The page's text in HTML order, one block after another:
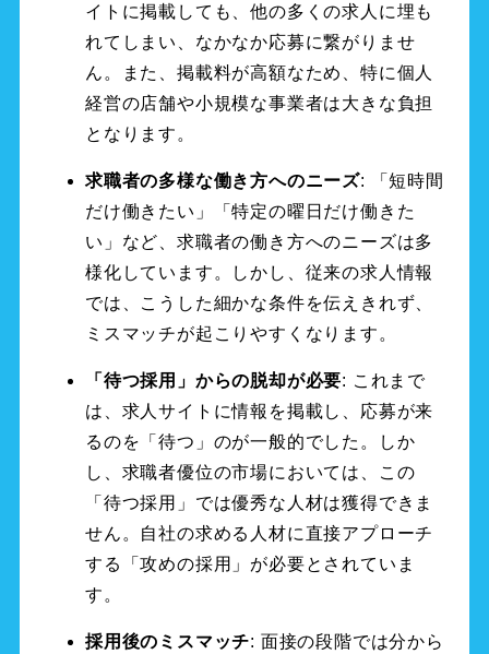
イトに掲載しても、他の多くの求人に埋も
れてしまい、なかなか応募に繋がりませ
ん。また、掲載料が高額なため、特に個人
経営の店舗や小規模な事業者は大きな負担
となります。
求職者の多様な働き方へのニーズ: 「短時間
だけ働きたい」「特定の曜日だけ働きた
い」など、求職者の働き方へのニーズは多
様化しています。しかし、従来の求人情報
では、こうした細かな条件を伝えきれず、
ミスマッチが起こりやすくなります。
「待つ採用」からの脱却が必要: これまで
は、求人サイトに情報を掲載し、応募が来
るのを「待つ」のが一般的でした。しか
し、求職者優位の市場においては、この
「待つ採用」では優秀な人材は獲得できま
せん。自社の求める人材に直接アプローチ
する「攻めの採用」が必要とされていま
す。
採用後のミスマッチ: 面接の段階では分から